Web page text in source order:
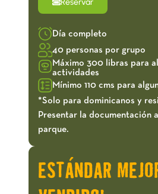
Día completo
40 personas por grupo
Máximo 300 libras para
actividades
Mínimo 110 cms para
*Solo para dominicanos y
Presentar la documentación
parque.
ESTÁNDAR